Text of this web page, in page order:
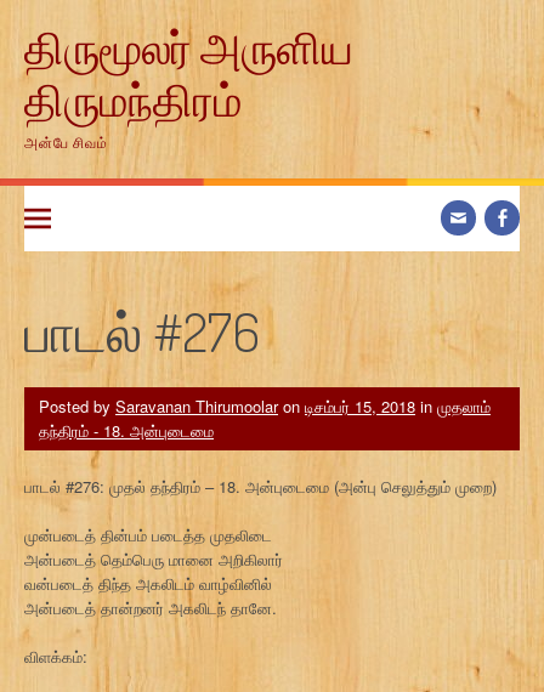
contentதிருமூலர் அருளிய
திருமந்திரம்
அன்பே சிவம்
பாடல் #276
Posted by Saravanan Thirumoolaron டிசம்பர் 15, 2018 in முதலாம்
தந்திரம் - 18. அன்புடைமை
பாடல் #276: முதல் தந்திரம் – 18. அன்புடைமை (அன்பு செலுத்தும் முறை)
முன்படைத் தின்பம் படைத்த முதலிடை
அன்படைத் தெம்பெரு மானை அறிகிலார்
வன்படைத் திந்த அகலிடம் வாழ்வினில்
அன்படைத் தான்றனர் அகலிடந் தானே.
விளக்கம்: